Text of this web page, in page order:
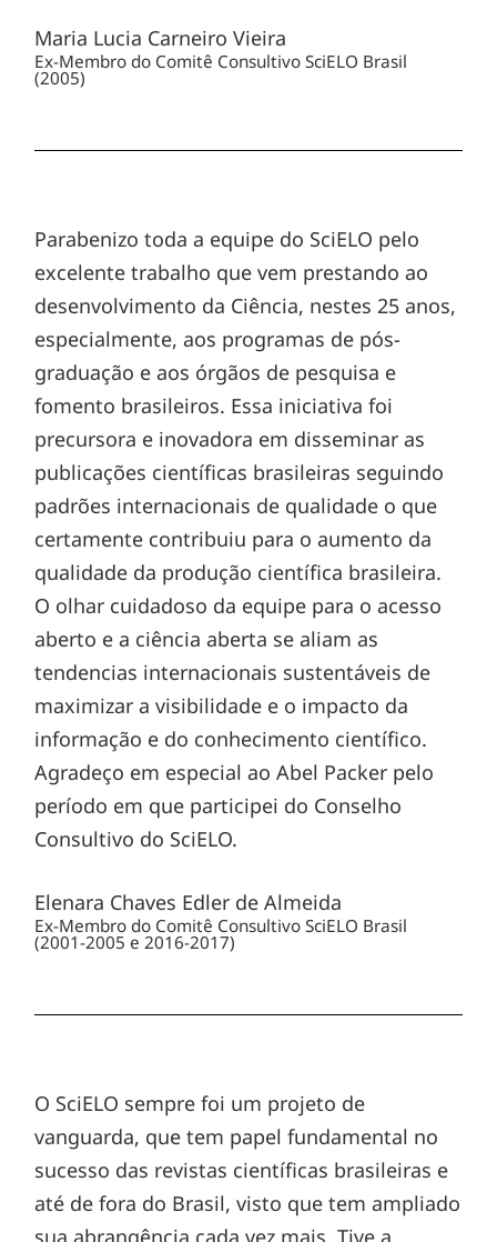
Maria Lucia Carneiro Vieira
Ex-Membro do Comitê Consultivo SciELO Brasil
(2005)
Parabenizo toda a equipe do SciELO pelo
excelente trabalho que vem prestando ao
desenvolvimento da Ciência, nestes 25 anos,
especialmente, aos programas de pós-
graduação e aos órgãos de pesquisa e
fomento brasileiros. Essa iniciativa foi
precursora e inovadora em disseminar as
publicações científicas brasileiras seguindo
padrões internacionais de qualidade o que
certamente contribuiu para o aumento da
qualidade da produção científica brasileira.
O olhar cuidadoso da equipe para o acesso
aberto e a ciência aberta se aliam as
tendencias internacionais sustentáveis de
maximizar a visibilidade e o impacto da
informação e do conhecimento científico.
Agradeço em especial ao Abel Packer pelo
período em que participei do Conselho
Consultivo do SciELO.
Elenara Chaves Edler de Almeida
Ex-Membro do Comitê Consultivo SciELO Brasil
(2001-2005 e 2016-2017)
O SciELO sempre foi um projeto de
vanguarda, que tem papel fundamental no
sucesso das revistas científicas brasileiras e
até de fora do Brasil, visto que tem ampliado
sua abrangência cada vez mais. Tive a